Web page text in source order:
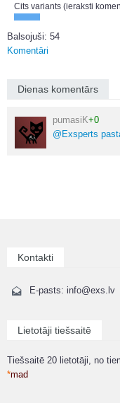
Cits variants (ieraksti
Balsojuši: 54
Komentāri
Dienas komentārs
pumasiK+0
@Exsperts
Kontakti
E-pasts: info@exs.lv
Lietotāji tiešsaitē
Tiešsaitē 20 lietotāji, no
*mad